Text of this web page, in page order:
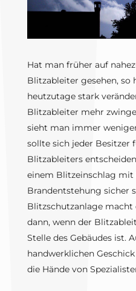
Hat man früher auf
Blitzableiter gesehen, so
heutzutage stark
Blitzableiter mehr
sieht man immer
sollte sich jeder Besitzer
Blitzableiters
einem Blitzeinschlag mit
Brandentstehung sicher
Blitzschutzanlage macht
dann, wenn der
Stelle des Gebäudes ist.
handwerklichen
die Hände von